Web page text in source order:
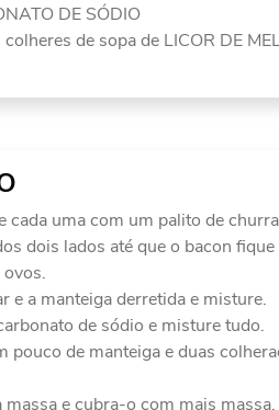
DE SÓDIO
de sopa de LICOR DE
cada uma com um palito de
dois lados até que o bacon
e a manteiga derretida e misture.
de sódio e misture tudo.
pouco de manteiga e duas
e cubra-o com mais massa.